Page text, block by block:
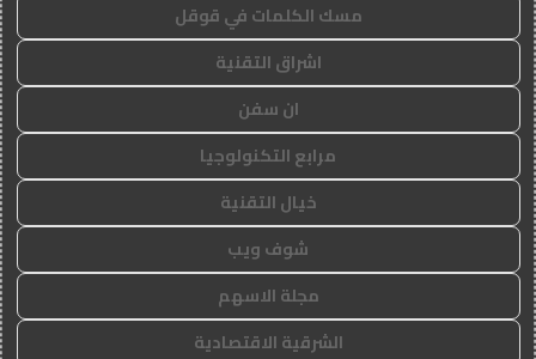
مسك الكلمات في قوقل
اشراق التقنية
ان سفن
مرابع التكنولوجيا
خيال التقنية
شوف ويب
مجلة الاسهم
الشرقية الاقتصادية